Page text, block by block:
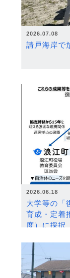
2026.07.08
請戸海岸で
2026.06.18
大学等の「
育成・定着
度）に採択